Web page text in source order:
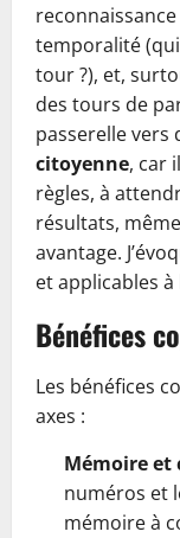
temporalité
tour ?), et,
des tours de
passerelle vers
citoyenne, car
règles, à
résultats,
avantage.
et applicables
Bénéfices
Les bénéfices
axes :
Mémoire
numéros et
mémoire à